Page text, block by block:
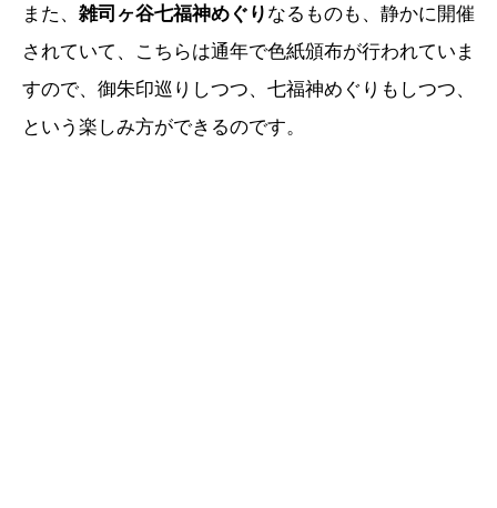
また、 雑司ヶ谷七福神めぐり なるものも、静かに開催
されていて、こちらは通年で色紙頒布が行われていま
すので、御朱印巡りしつつ、七福神めぐりもしつつ、
という楽しみ方ができるのです。